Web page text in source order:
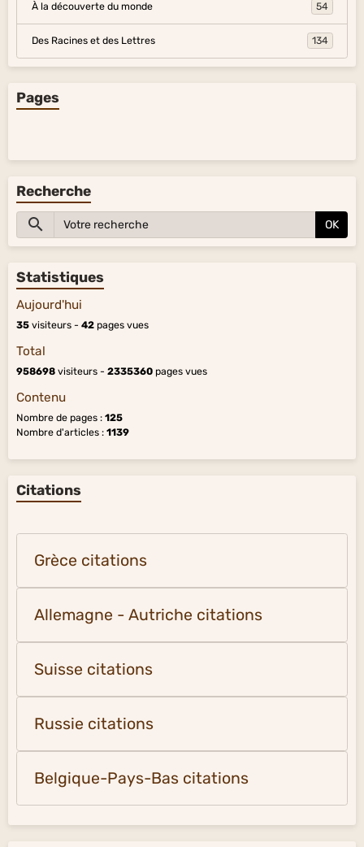
À la découverte du monde 54
Des Racines et des Lettres 134
Pages
Recherche
OK
Statistiques
Aujourd'hui
35 visiteurs - 42 pages vues
Total
958698 visiteurs - 2335360 pages vues
Contenu
Nombre de pages : 125
Nombre d'articles : 1139
Citations
Grèce citations
Allemagne - Autriche citations
Suisse citations
Russie citations
Belgique-Pays-Bas citations